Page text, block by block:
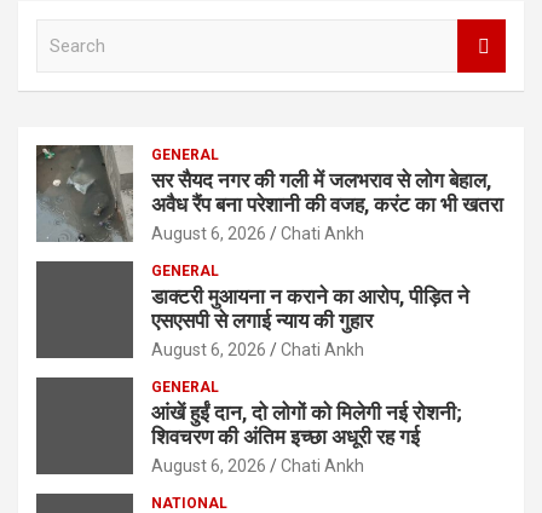
h
GENERAL
सर सैयद नगर की गली में जलभराव से लोग बेहाल,
अवैध रैंप बना परेशानी की वजह, करंट का भी खतरा
August 6, 2026 Chati Ankh
GENERAL
डाक्टरी मुआयना न कराने का आरोप, पीड़ित ने
एसएसपी से लगाई न्याय की गुहार
August 6, 2026 Chati Ankh
GENERAL
आंखें हुईं दान, दो लोगों को मिलेगी नई रोशनी;
शिवचरण की अंतिम इच्छा अधूरी रह गई
August 6, 2026 Chati Ankh
NATIONAL